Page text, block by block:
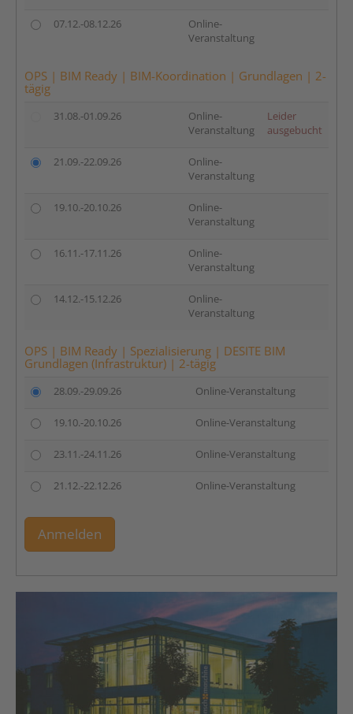
07.12.-08.12.26
Online-
Veranstaltung
OPS | BIM Ready | BIM-Koordination | Grundlagen | 2-
tägig
31.08.-01.09.26
Online-
Veranstaltung
Leider
ausgebucht
21.09.-22.09.26
Online-
Veranstaltung
19.10.-20.10.26
Online-
Veranstaltung
16.11.-17.11.26
Online-
Veranstaltung
14.12.-15.12.26
Online-
Veranstaltung
OPS | BIM Ready | Spezialisierung | DESITE BIM
Grundlagen (Infrastruktur) | 2-tägig
28.09.-29.09.26 Online-Veranstaltung
19.10.-20.10.26 Online-Veranstaltung
23.11.-24.11.26 Online-Veranstaltung
21.12.-22.12.26 Online-Veranstaltung
Anmelden